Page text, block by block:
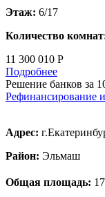
Этаж: 6/17
Количество
11 300 010 Р
Подробнее
Решение банков за
Рефинансирование
Адрес:
Район: Эльмаш
Общая площадь: